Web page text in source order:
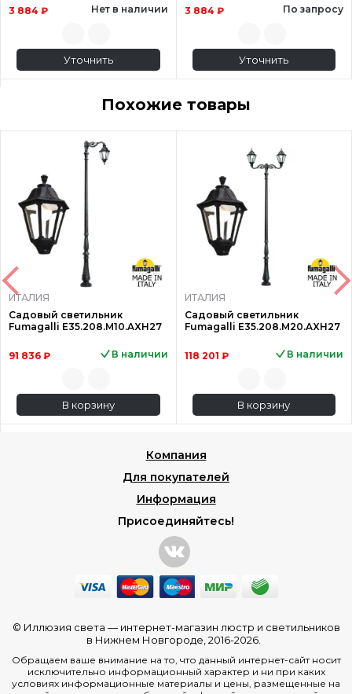
3 884 ₽
Нет в наличии
Уточнить
3 884 ₽
По запросу
Уточнить
Похожие товары
ИТАЛИЯ
Садовый светильник
Fumagalli E35.208.M10.AXH27
91 836 ₽ В наличии
В корзину
ИТАЛИЯ
Садовый светильник
Fumagalli E35.208.M20.AXH27
118 201 ₽ В наличии
В корзину
Компания
Для покупателей
Информация
Присоединяйтесь!
© Иллюзия света — интернет-магазин люстр и светильников
в Нижнем Новгороде , 2016-2026.
Обращаем ваше внимание на то, что данный интернет-сайт носит
исключительно информационный характер и ни при каких
условиях информационные материалы и цены, размещенные на